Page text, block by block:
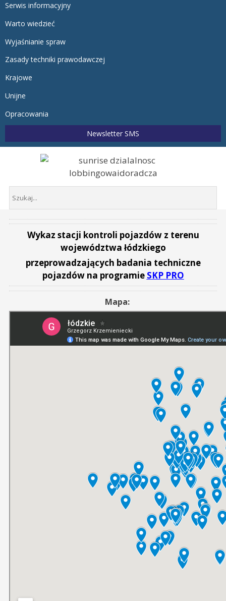
Serwis informacyjny
Warto wiedzieć
Wyjaśnianie spraw
Zasady techniki prawodawczej
Krajowe
Unijne
Opracowania
Newsletter SMS
Wykaz stacji kontroli pojazdów z terenu
województwa łódzkiego
przeprowadzających badania techniczne
pojazdów na programie SKP PRO
Mapa: